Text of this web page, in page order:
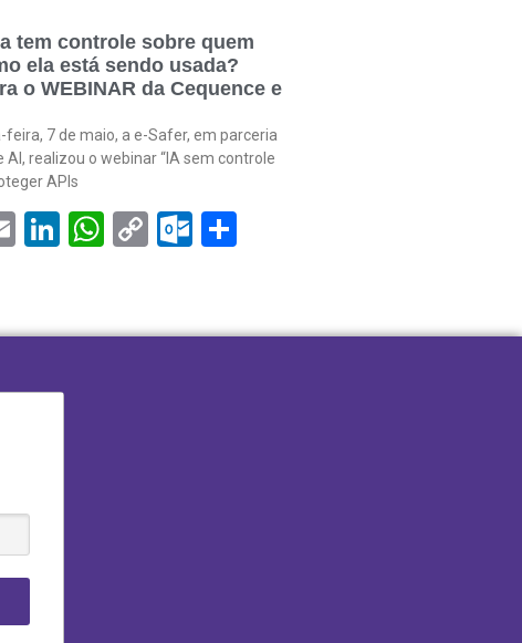
tem controle sobre quem
ela está sendo usada?
o WEBINAR da Cequence e
feira, 7 de maio, a e-Safer, em parceria
AI, realizou o webinar “IA sem controle
APIs
EmailLinkedIn
WhatsApp
CopyOutlook.com
Share